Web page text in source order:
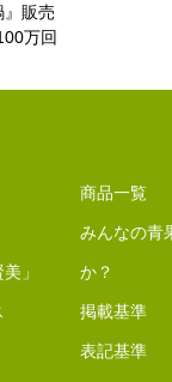
』販売
万回
野菜の
」
商品一覧
みんなの青
か？
掲載基準
表記基準